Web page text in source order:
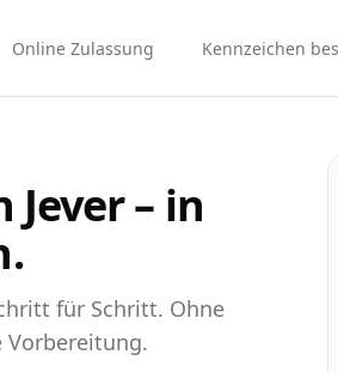
Online Zulassung Kennzeichen
– in
für Schritt. Ohne
Vorbereitung.